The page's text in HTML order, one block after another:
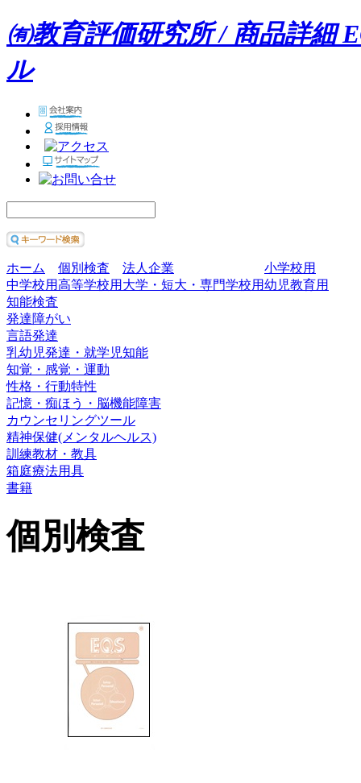
㈲教育評価研究所 / 商品詳細
ル
ホーム 個別検査 法人企業
小学校用
中学校用高等学校用 大学・短大・専門学校用幼児教育用
知能検査
発達障がい
言語発達
乳幼児発達・就学児知能
知覚・感覚・運動
性格・行動特性
記憶・痴ほう・脳機能障害
カウンセリングツール
精神保健(メンタルヘルス)
訓練教材・教具
箱庭療法用具
書籍
個別検査